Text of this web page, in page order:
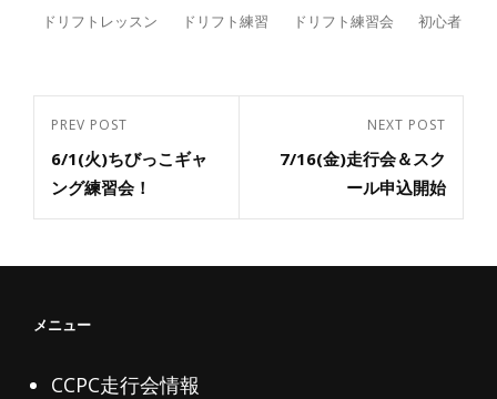
ドリフトレッスン
ドリフト練習 ドリフト練習会 初心者
投
稿
ナ
ビ
ー
シ
ョ
ン
Previous
Post
PREV POST
6/1(火)ちびっこギャ
ング練習会！
Post
NEXT POST
7/16(金)走行会＆スク
ール申込開始
メニュー
CCPC走行会情報